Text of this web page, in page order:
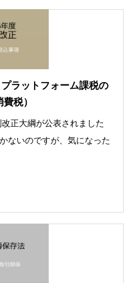
ラットフォーム課税の
税）
正大綱が公表されました
ないのですが、気になった